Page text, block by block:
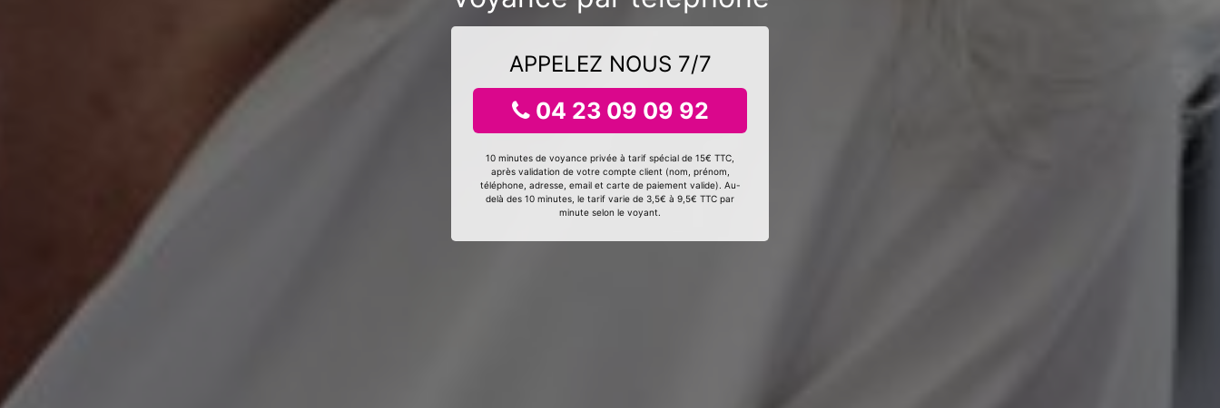
APPELEZ NOUS 7/7
04 23 09 09 92
10 minutes de voyance privée à tarif spécial de 15€ TTC,
après validation de votre compte client (nom, prénom,
téléphone, adresse, email et carte de paiement valide). Au-
delà des 10 minutes, le tarif varie de 3,5€ à 9,5€ TTC par
minute selon le voyant.